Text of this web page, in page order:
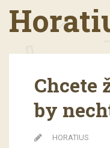
Chcete
by
HORATIUS